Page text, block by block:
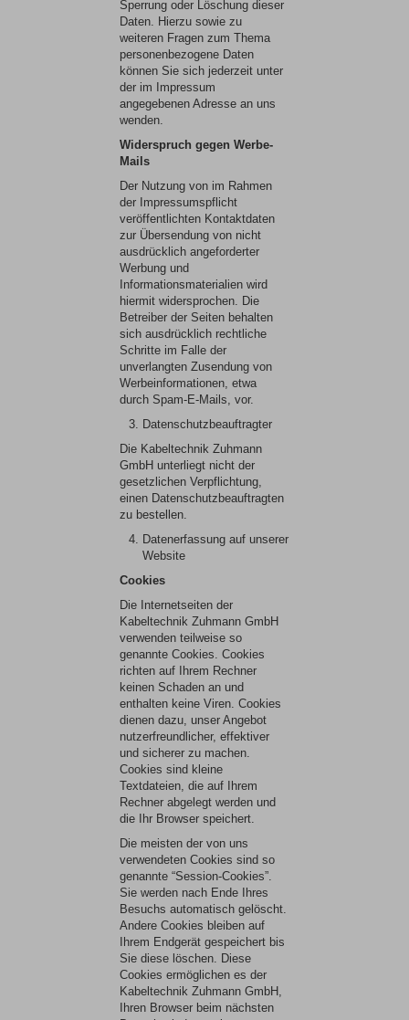
Sperrung oder Löschung dieser
Daten. Hierzu sowie zu
weiteren Fragen zum Thema
personenbezogene Daten
können Sie sich jederzeit unter
der im Impressum
angegebenen Adresse an uns
wenden.
Widerspruch gegen Werbe-
Mails
Der Nutzung von im Rahmen
der Impressumspflicht
veröffentlichten Kontaktdaten
zur Übersendung von nicht
ausdrücklich angeforderter
Werbung und
Informationsmaterialien wird
hiermit widersprochen. Die
Betreiber der Seiten behalten
sich ausdrücklich rechtliche
Schritte im Falle der
unverlangten Zusendung von
Werbeinformationen, etwa
durch Spam-E-Mails, vor.
Datenschutzbeauftragter
Die Kabeltechnik Zuhmann
GmbH unterliegt nicht der
gesetzlichen Verpflichtung,
einen Datenschutzbeauftragten
zu bestellen.
Datenerfassung auf unserer
Website
Cookies
Die Internetseiten der
Kabeltechnik Zuhmann GmbH
verwenden teilweise so
genannte Cookies. Cookies
richten auf Ihrem Rechner
keinen Schaden an und
enthalten keine Viren. Cookies
dienen dazu, unser Angebot
nutzerfreundlicher, effektiver
und sicherer zu machen.
Cookies sind kleine
Textdateien, die auf Ihrem
Rechner abgelegt werden und
die Ihr Browser speichert.
Die meisten der von uns
verwendeten Cookies sind so
genannte “Session-Cookies”.
Sie werden nach Ende Ihres
Besuchs automatisch gelöscht.
Andere Cookies bleiben auf
Ihrem Endgerät gespeichert bis
Sie diese löschen. Diese
Cookies ermöglichen es der
Kabeltechnik Zuhmann GmbH,
Ihren Browser beim nächsten